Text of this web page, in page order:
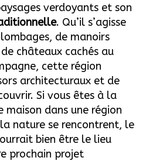
verdoyants et son
. Qu’il s’agisse
de manoirs
châteaux cachés au
cette région
architecturaux et de
Si vous êtes à la
maison dans une région
nature se rencontrent, le
bien être le lieu
prochain projet